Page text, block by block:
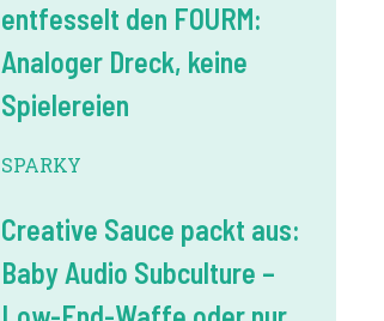
entfesselt den FOURM:
Analoger Dreck, keine
Spielereien
SPARKY
Creative Sauce packt aus:
Baby Audio Subculture –